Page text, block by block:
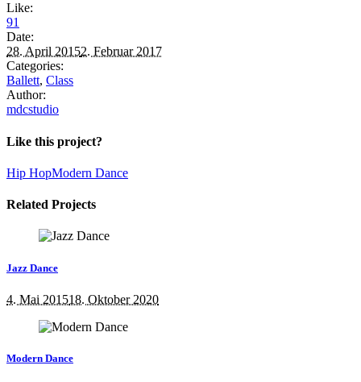
Like:
91
Date:
28. April 20152. Februar 2017
Categories:
Ballett, Class
Author:
mdcstudio
Like this project?
Hip HopModern Dance
Related Projects
Jazz Dance
4. Mai 201518. Oktober 2020
Modern Dance